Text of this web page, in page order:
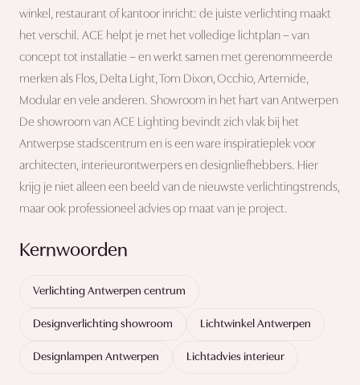
winkel, restaurant of kantoor inricht: de juiste verlichting maakt
het verschil. ACE helpt je met het volledige lichtplan – van
concept tot installatie – en werkt samen met gerenommeerde
merken als Flos, Delta Light, Tom Dixon, Occhio, Artemide,
Modular en vele anderen. Showroom in het hart van Antwerpen
De showroom van ACE Lighting bevindt zich vlak bij het
Antwerpse stadscentrum en is een ware inspiratieplek voor
architecten, interieurontwerpers en designliefhebbers. Hier
krijg je niet alleen een beeld van de nieuwste verlichtingstrends,
maar ook professioneel advies op maat van je project.
Kernwoorden
Verlichting Antwerpen centrum
Designverlichting showroom Lichtwinkel Antwerpen
Designlampen Antwerpen Lichtadvies interieur